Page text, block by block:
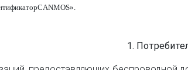
CANMOS».
1.